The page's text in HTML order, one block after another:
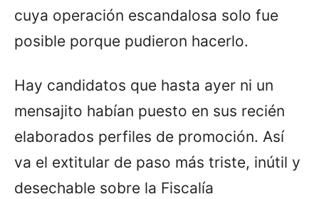
cuya operación escandalosa solo fue
posible porque pudieron hacerlo.
Hay candidatos que hasta ayer ni un
mensajito habían puesto en sus recién
elaborados perfiles de promoción. Así
va el extitular de paso más triste, inútil y
desechable sobre la Fiscalía